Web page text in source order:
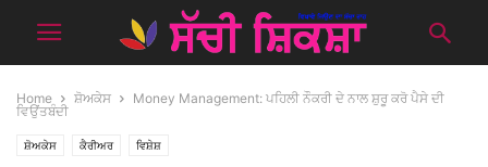
Home ਸ਼ੋਅਕੇਸ
Money Management: ਪਹਿਲੀ ਨੌਕਰੀ ਦੇ ਨਾਲ ਸ਼ੁਰੂ ਕਰੋ ਪੈਸੇ ਦੀ
ਵਿਉਂਤਬੰਦੀ
ਸ਼ੋਅਕੇਸ ਕੈਰੀਅਰ ਵਿਸ਼ੇਸ਼